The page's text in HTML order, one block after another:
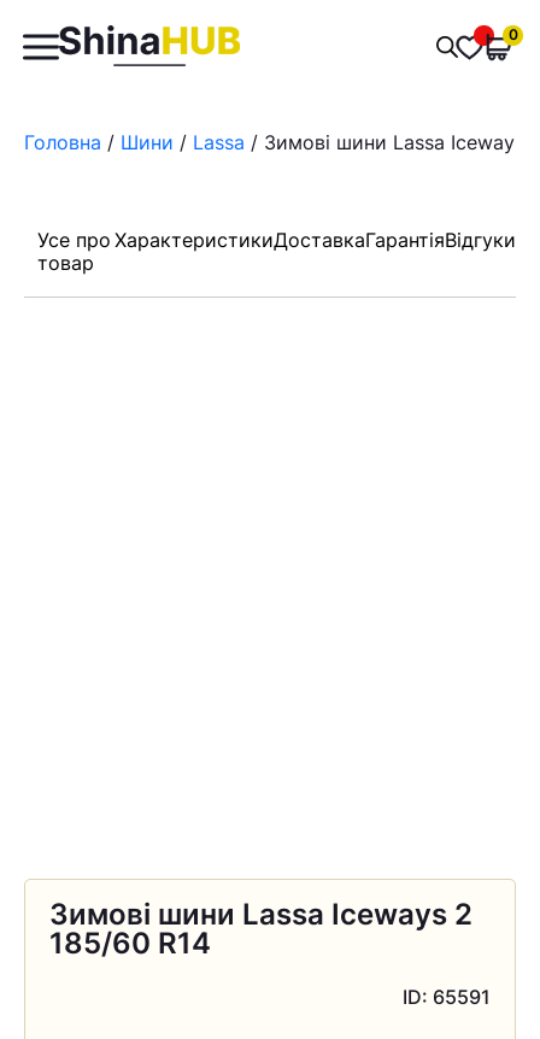
Пошук
товарів
0
Головна / Шини / Lassa / Зимові шини Lassa Iceways
Усе про
товар
ХарактеристикиДоставкаГарантіяВідгуки
Зимові шини Lassa Iceways 2
185/60 R14
ID: 65591